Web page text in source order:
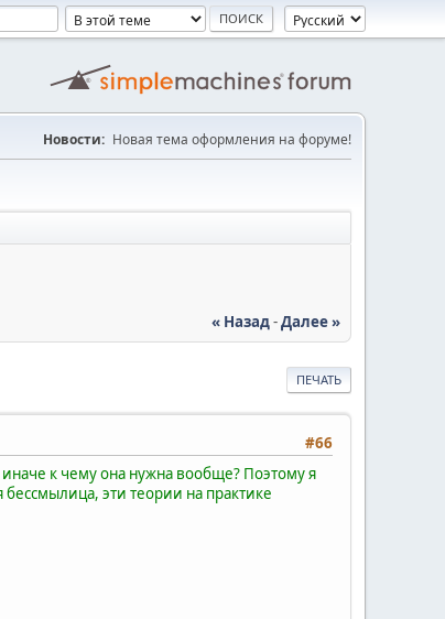
Новости: Новая тема оформления на форуме!
« Назад-Далее »
ПЕЧАТЬ
#66
иначе к чему она нужна вообще? Поэтому я
бессмылица, эти теории на практике